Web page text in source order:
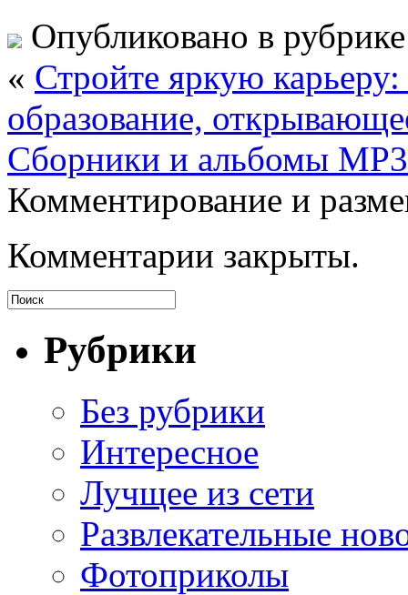
Опубликовано в
« Стройте яркую
образование,
Сборники и альбомы MP3
Комментирование и
Комментарии закрыты.
Рубрики
Без рубрики
Интересное
Лучщее из сети
Развлекательные
Фотоприколы